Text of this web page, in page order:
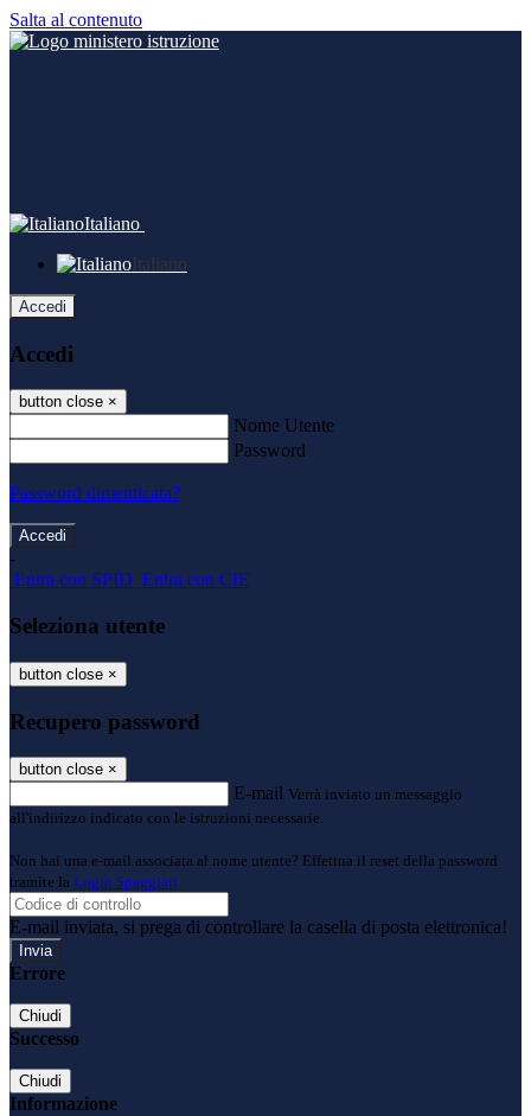
Salta al contenuto
Italiano
Italiano
Accedi
Accedi
button close ×
Nome Utente
Password
Password dimenticata?
-
Entra con SPID Entra con CIE
Seleziona utente
button close ×
Recupero password
button close ×
E-mail Verrà inviato un messaggio
all'indirizzo indicato con le istruzioni necessarie.
Non hai una e-mail associata al nome utente? Effettua il reset della password
tramite la Login Spaggiari
E-mail inviata, si prega di controllare la casella di posta elettronica!
Errore
Chiudi
Successo
Chiudi
Informazione